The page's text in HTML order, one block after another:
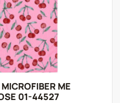
ΜΕ
01-44527